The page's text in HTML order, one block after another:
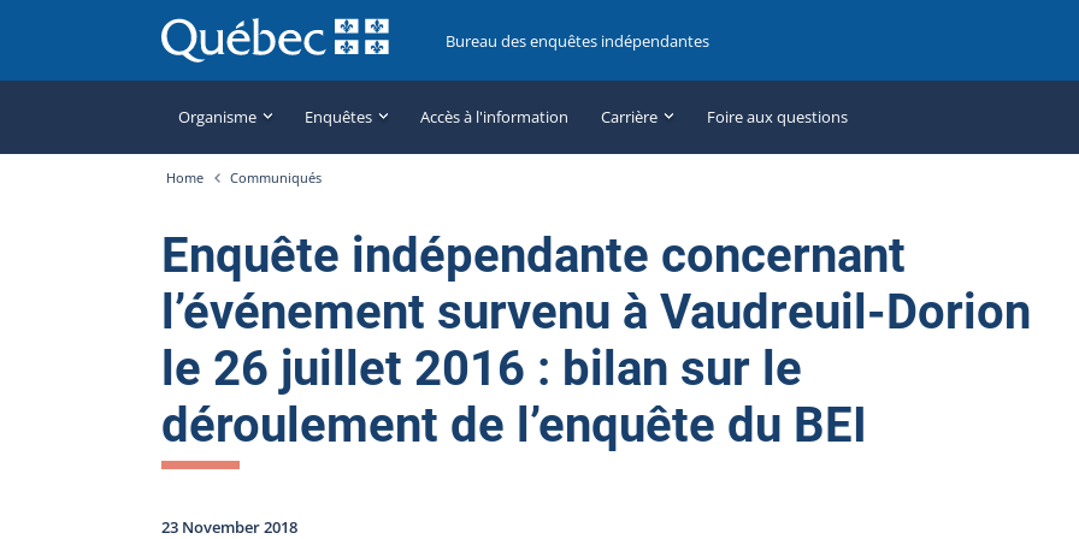
Bureau des enquêtes indépendantes
Organisme Enquêtes Accès à l'information Carrière Foire aux questions
Home Communiqués
Enquête indépendante concernant
l’événement survenu à Vaudreuil-Dorion
le 26 juillet 2016 : bilan sur le
déroulement de l’enquête du BEI
23 November 2018